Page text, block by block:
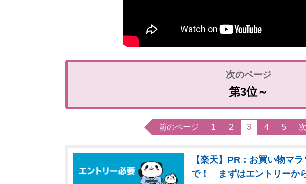
第3位～
前のページ 1 2 3 4 5
【楽天】PR：お買い物マ
で！ まずはエントリーか